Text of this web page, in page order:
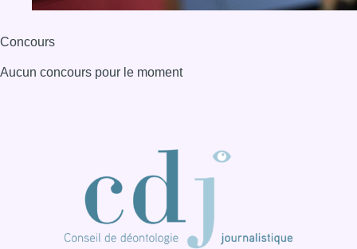
Concours
Aucun concours pour le moment